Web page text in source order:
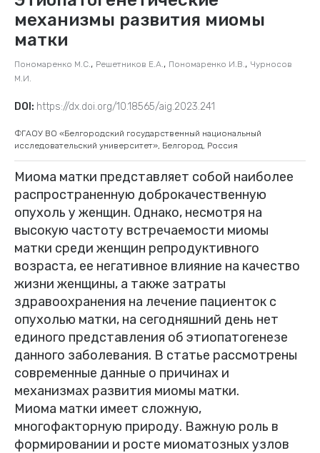
механизмы развития миомы
матки
ФГАОУ ВО «Белгородский государственный национальный
исследовательский университет», Белгород, Россия
Миома матки представляет собой наиболее
распространенную доброкачественную
опухоль у женщин. Однако, несмотря на
высокую частоту встречаемости миомы
матки среди женщин репродуктивного
возраста, ее негативное влияние на качество
жизни женщины, а также затраты
здравоохранения на лечение пациенток с
опухолью матки, на сегодняшний день нет
единого представления об этиопатогенезе
данного заболевания. В статье рассмотрены
современные данные о причинах и
механизмах развития миомы матки.
Миома матки имеет сложную,
многофакторную природу. Важную роль в
формировании и росте миоматозных узлов
DOI: https://dx.doi.org/10.18565/aig.2023.241
Пономаренко М.С., Решетников Е.А., Пономаренко И.В., Чурносов
М.И.